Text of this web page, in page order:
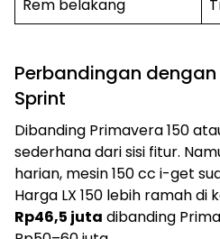
Rem belakang
Perbandingan
Sprint
Dibanding Primavera 150
sederhana dari sisi fitur.
harian, mesin 150 cc i-get
Harga LX 150 lebih ramah di
Rp46,5 juta dibanding